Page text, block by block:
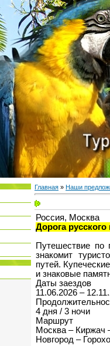
Главная » Наши
Россия, Москва
Дорога русского
Путешествие по
знакомит
путей.
и знаковые
Даты заездов
11.06.2026 –
4 дня / 3 ночи
Маршрут
Москва – Киржач
Новгород –